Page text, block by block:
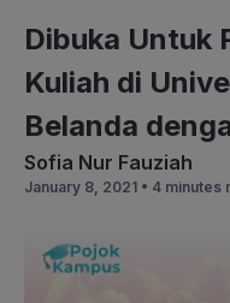
Dibuka Untuk
Kuliah di
Belanda
Sofia Nur Fauziah
January 8, 2021 • 4 minutes